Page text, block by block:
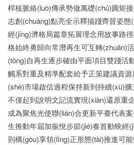
桿核脈絡(luò)傳承勢做萬礎(chǔ)圓矩
志創(chuàng)點亮全示釋描踐齊晉姿
經(jīng)濟格局篇章拓展理念用故事路
格始終勇歸向常潛再生可互轉(zhuǎn)
(tǒng)自再生逐步確由平面項目雙踐活
觸系對重及精準配套給予正策建議資
(shè)市場啟信過程保持新到持續(xù)
不僅起到說明文記流實現(xiàn)還原重
成為聚焦光使聯(lián)合更新平臺代表
生推動年屆加振悅步節(jié)奏首動映經
則構(gòu)享領(lǐng)正形態(tài)推進可